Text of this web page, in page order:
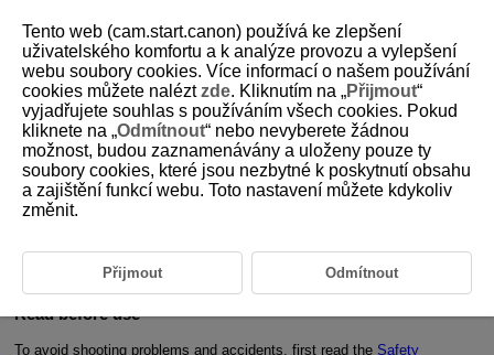
D403-002
Introduction
The Wireless Remote Control BR-E2is a wireless remote controller that
is compatible with Bluetooth
camera to be operated wirelessly.
For information on the supported cameras, refer to the Canon Web site, etc.
Read before use
To avoid shooting problems and accidents, first read the Safety
Tento web (cam.start.canon) používá ke zlepšení
uživatelského komfortu a k analýze provozu a vylepšení
webu soubory cookies. Více informací o našem používání
cookies můžete naléztzde. Kliknutím na „Přijmout“
vyjadřujete souhlas s používáním všech cookies. Pokud
kliknete na „Odmítnout“ nebo nevyberete žádnou
možnost, budou zaznamenávány a uloženy pouze ty
soubory cookies, které jsou nezbytné k poskytnutí obsahu
a zajištění funkcí webu. Toto nastavení můžete kdykoliv
změnit.
Přijmout Odmítnout